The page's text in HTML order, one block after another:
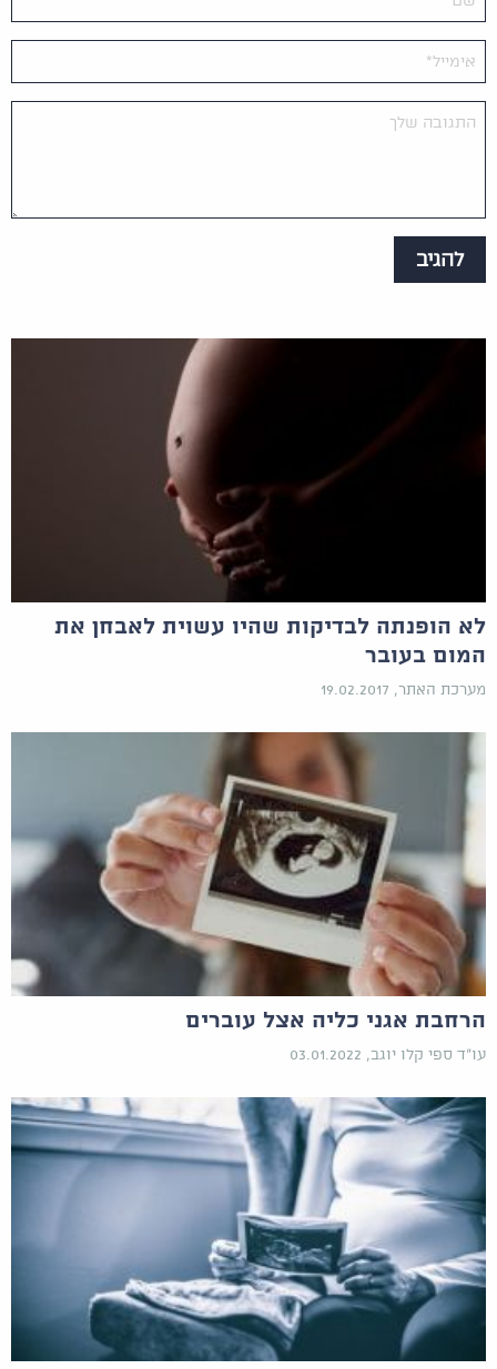
לא הופנתה לבדיקות שהיו עשוית לאבחן את
המום בעובר
מערכת האתר, 19.02.2017
הרחבת אגני כליה אצל עוברים
עו"ד ספי קלו יוגב, 03.01.2022